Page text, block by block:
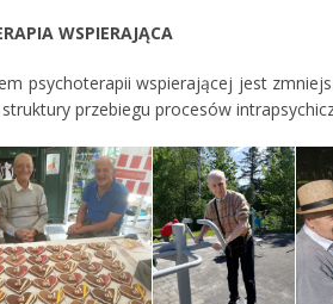
WSPIERAJĄCA
psychoterapii wspierającej jest
przebiegu procesów